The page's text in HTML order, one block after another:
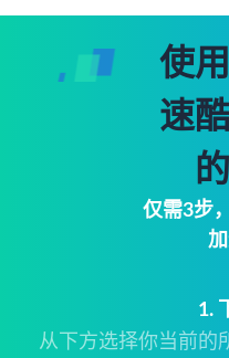
使
速
仅需3步
1.
从下方选择你当前的